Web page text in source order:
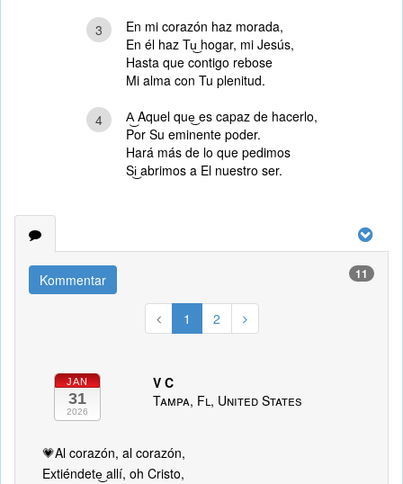
3
En mi corazón haz morada,
En él haz Tu͜ hogar, mi Jesús,
Hasta que contigo rebose
Mi alma con Tu plenitud.
4
A͜ Aquel que͜ es capaz de hacerlo,
Por Su eminente poder.
Hará más de lo que pedimos
Si͜ abrimos a El nuestro ser.
Kommentar 11
1 2
JAN
31
2026
V C
Tampa, Fl, United States
💗Al corazón, al corazón,
Extiéndete͜ allí, oh Cristo,